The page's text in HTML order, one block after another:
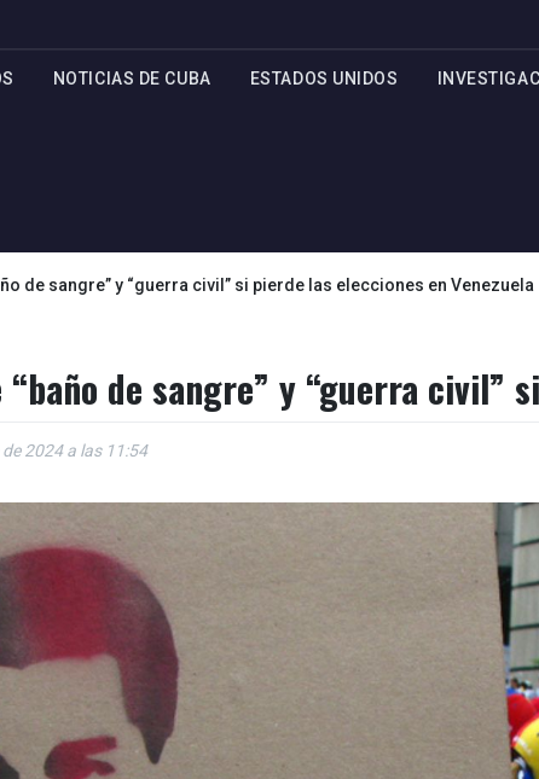
NOTICIAS DE CUBA ESTADOS UNIDOS
de sangre” y “guerra civil” si pierde las elecciones en Venezuela
de sangre” y “guerra civil”
2024 a las 11:54